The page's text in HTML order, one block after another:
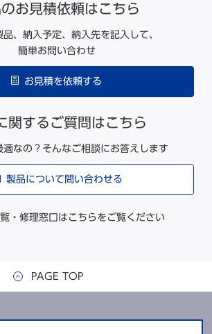
お見積依頼はこちら
品、納入予定、納入先を記入して、
簡単お問い合わせ
お見積を依頼する
関するご質問はこちら
適なの？そんなご相談にお答えします
製品について問い合わせる
・修理窓口はこちらをご覧ください
PAGE TOP